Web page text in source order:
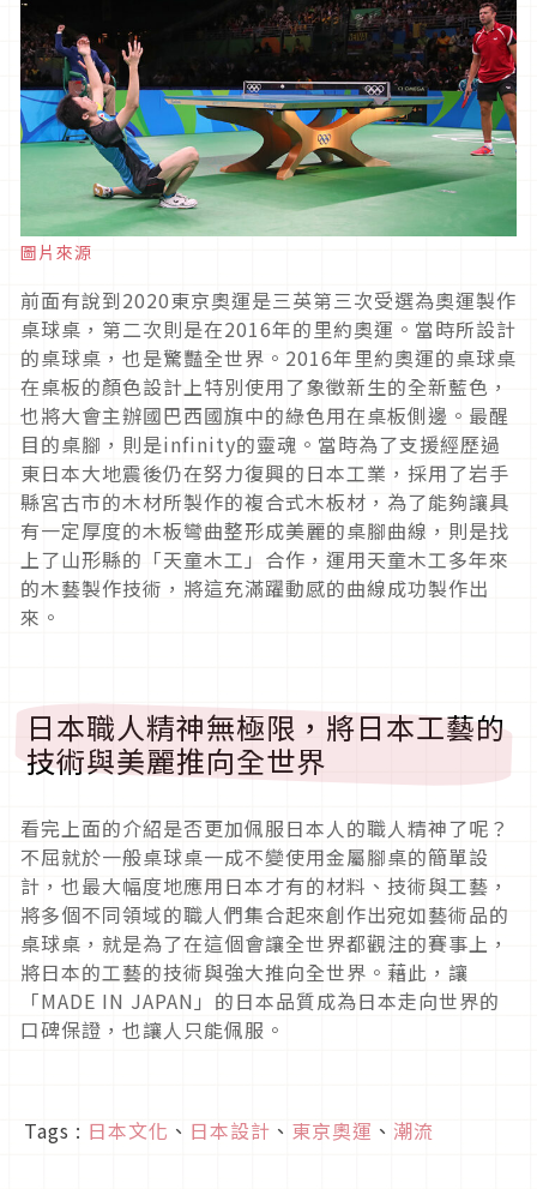
圖片來源
前面有說到2020東京奧運是三英第三次受選為奧運製作
桌球桌，第二次則是在2016年的里約奧運。當時所設計
的桌球桌，也是驚豔全世界。2016年里約奧運的桌球桌
在桌板的顏色設計上特別使用了象徵新生的全新藍色，
也將大會主辦國巴西國旗中的綠色用在桌板側邊。最醒
目的桌腳，則是infinity的靈魂。當時為了支援經歷過
東日本大地震後仍在努力復興的日本工業，採用了岩手
縣宮古市的木材所製作的複合式木板材，為了能夠讓具
有一定厚度的木板彎曲整形成美麗的桌腳曲線，則是找
上了山形縣的「天童木工」合作，運用天童木工多年來
的木藝製作技術，將這充滿躍動感的曲線成功製作出
來。
日本職人精神無極限，將日本工藝的
技術與美麗推向全世界
看完上面的介紹是否更加佩服日本人的職人精神了呢？
不屈就於一般桌球桌一成不變使用金屬腳桌的簡單設
計，也最大幅度地應用日本才有的材料、技術與工藝，
將多個不同領域的職人們集合起來創作出宛如藝術品的
桌球桌，就是為了在這個會讓全世界都觀注的賽事上，
將日本的工藝的技術與強大推向全世界。藉此，讓
「MADE IN JAPAN」的日本品質成為日本走向世界的
口碑保證，也讓人只能佩服。
Tags : 日本文化 、 日本設計 、 東京奧運 、 潮流